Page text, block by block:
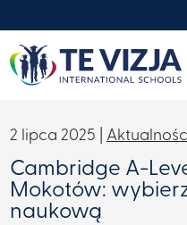
2 lipca 2025 |
Cambridge A-
Mokotów:
naukową